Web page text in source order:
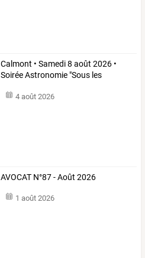
Calmont • Samedi8 août 2026 •
SoiréeAstronomie "Sous les
4 août 2026
AVOCAT N°87 - Août 2026
1 août 2026